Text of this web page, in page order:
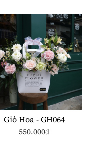
Giỏ Hoa - GH064
550.000đ